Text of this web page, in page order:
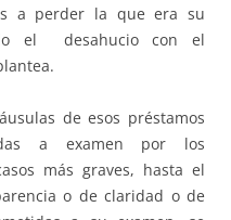
a perder la que era su
el desahucio con el
de esos préstamos
a examen por los
más graves, hasta el
o de claridad o de